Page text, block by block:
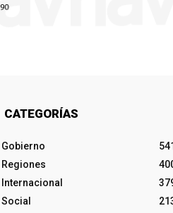
CATEGORÍAS
Gobierno
Regiones
Internacional
Social